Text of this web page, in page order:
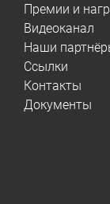
Премии и
Видеоканал
Наши
Ссылки
Контакты
Документы